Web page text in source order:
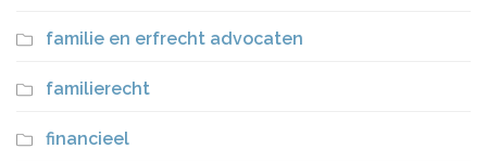
familie en erfrecht advocaten
familierecht
financieel